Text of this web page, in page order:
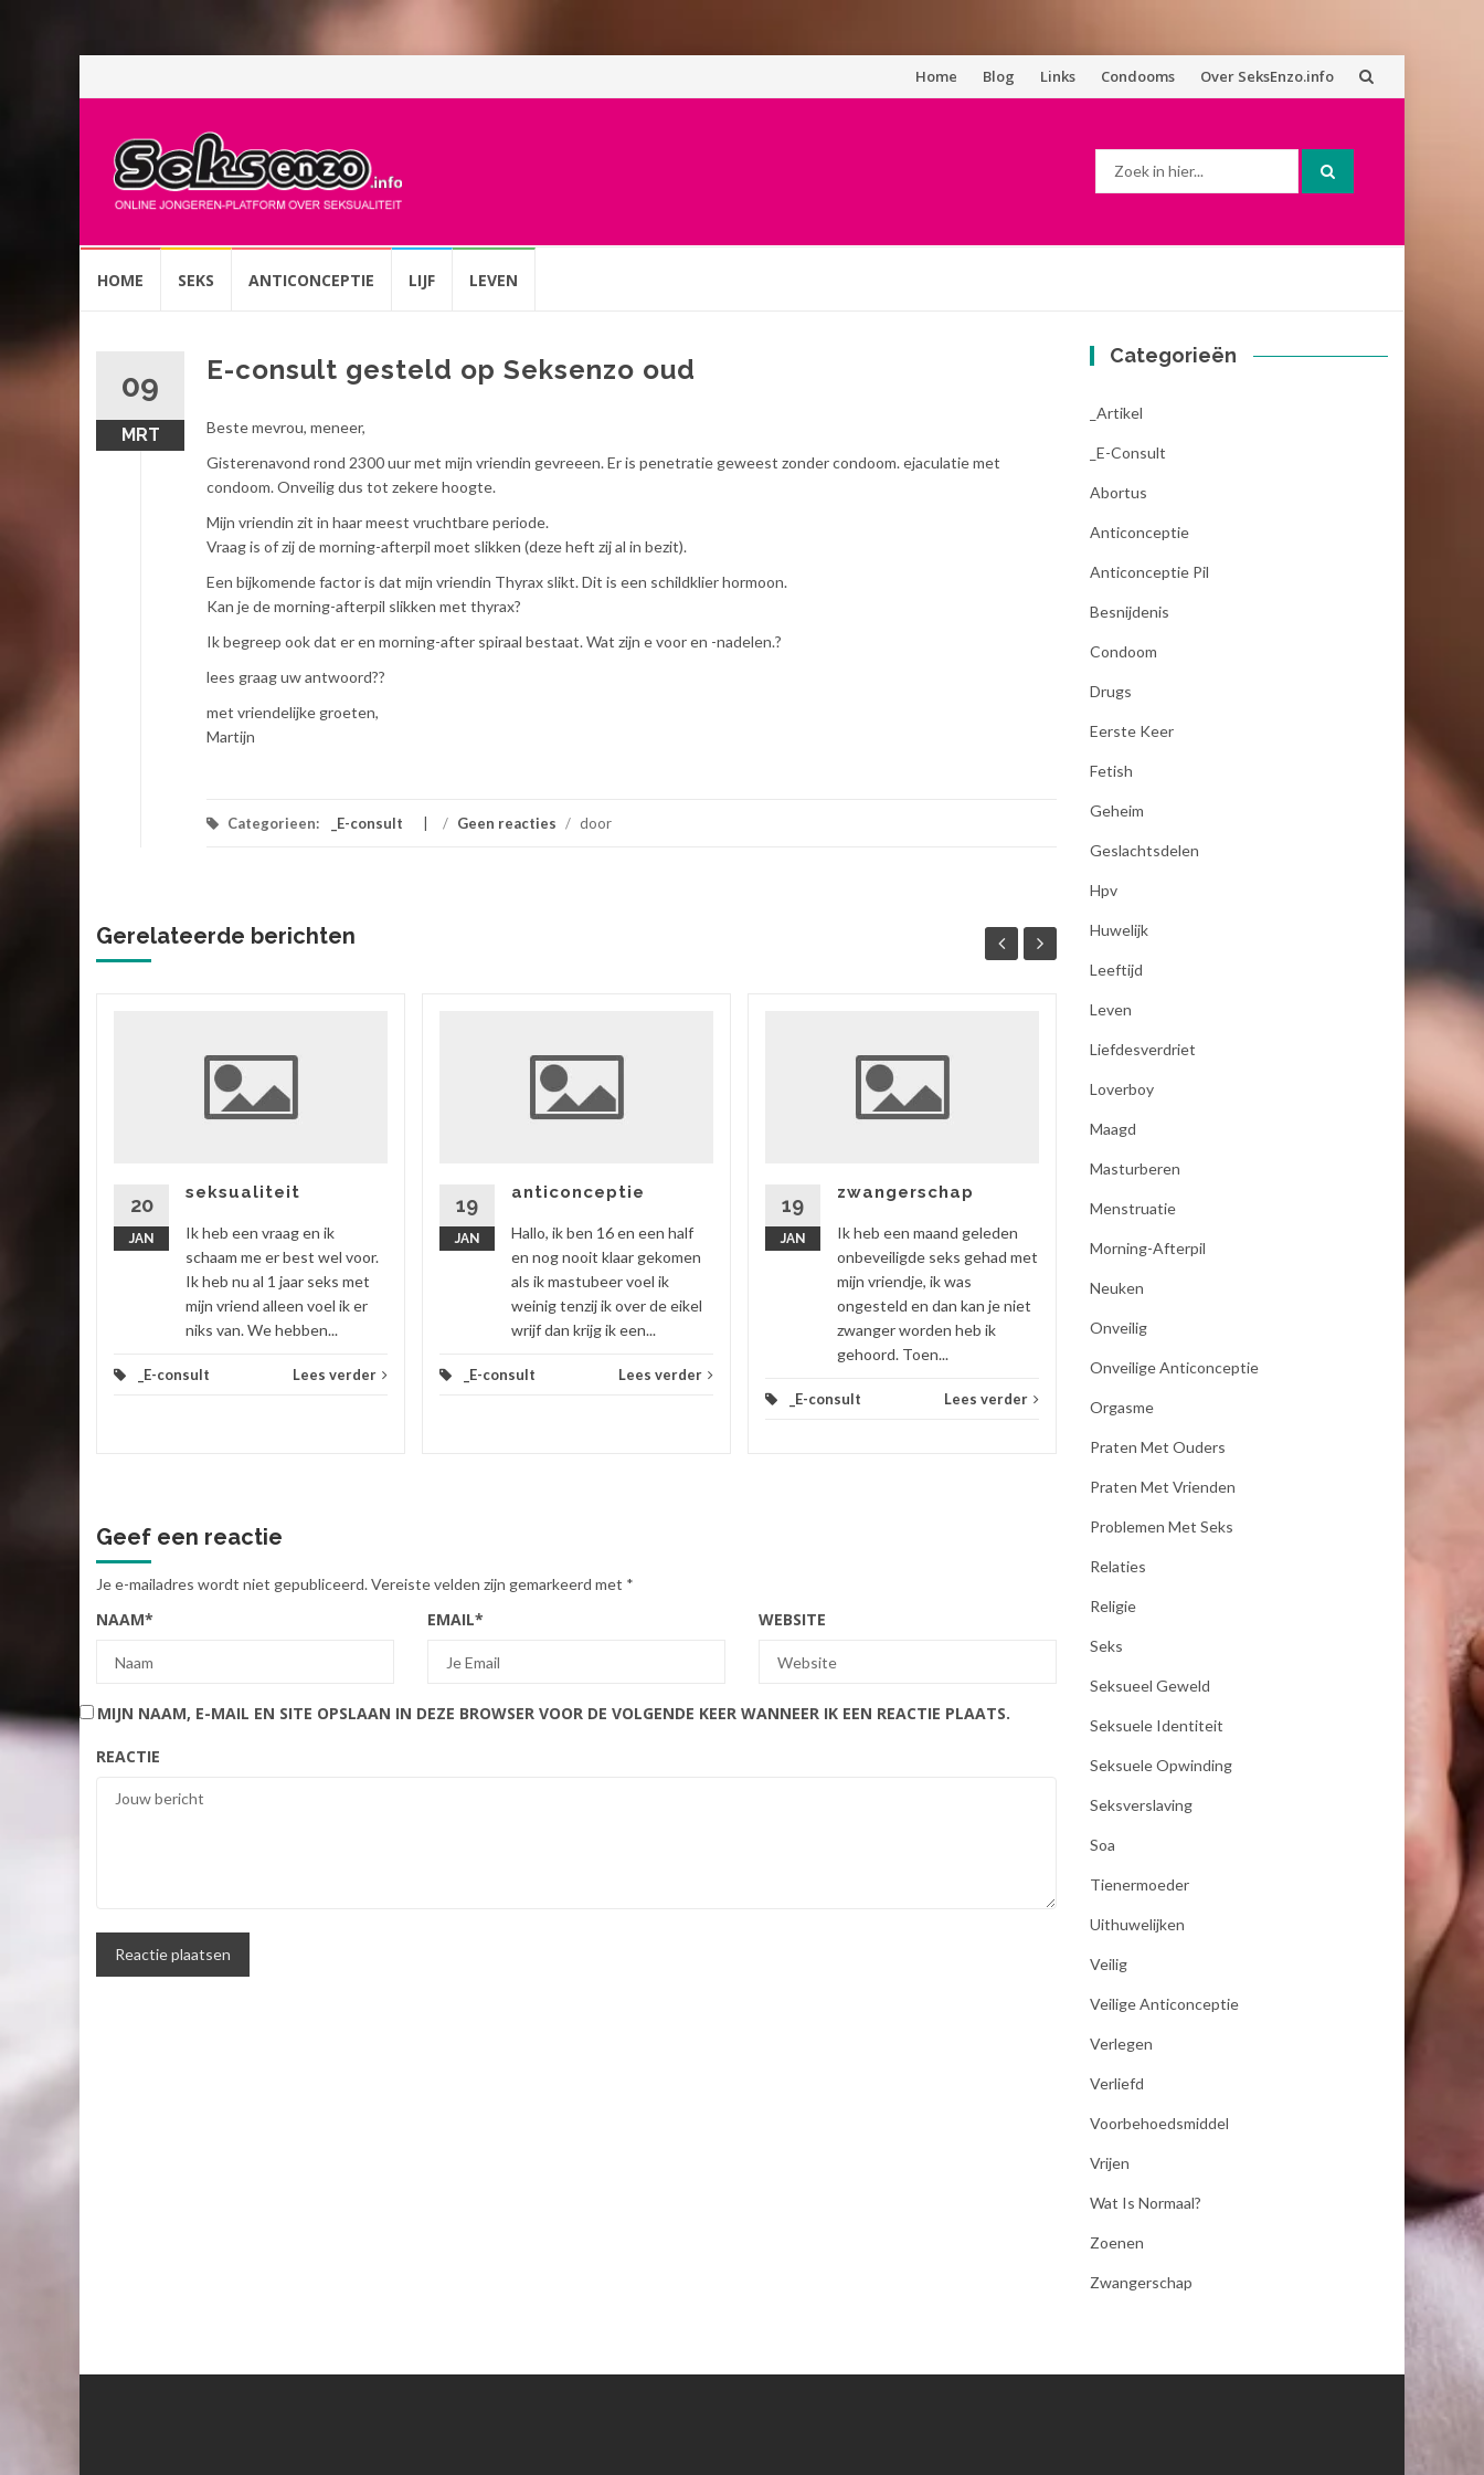
Spring
Home Blog Links Condooms Over SeksEnzo.info
naarHOME SEKS ANTICONCEPTIE LIJF LEVEN
09
MRT
E-consult gesteld op Seksenzo oud
Beste mevrou, meneer,
Gisterenavond rond 2300 uur met mijn vriendin gevreeen. Er is penetratie geweest zonder condoom. ejaculatie met
condoom. Onveilig dus tot zekere hoogte.
Mijn vriendin zit in haar meest vruchtbare periode.
Vraag is of zij de morning-afterpil moet slikken (deze heft zij al in bezit).
Een bijkomende factor is dat mijn vriendin Thyrax slikt. Dit is een schildklier hormoon.
Kan je de morning-afterpil slikken met thyrax?
Ik begreep ook dat er en morning-after spiraal bestaat. Wat zijn e voor en -nadelen.?
lees graag uw antwoord??
met vriendelijke groeten,
Martijn
Categorieen: _E-consult / Geen reacties / door
Gerelateerde berichten
20
JAN
seksualiteit
Ik heb een vraag en ik
schaam me er best wel voor.
Ik heb nu al 1 jaar seks met
mijn vriend alleen voel ik er
niks van. We hebben...
_E-consult Lees verder
19
JAN
anticonceptie
Hallo, ik ben 16 en een half
en nog nooit klaar gekomen
als ik mastubeer voel ik
weinig tenzij ik over de eikel
wrijf dan krijg ik een...
_E-consult Lees verder
19
JAN
zwangerschap
Ik heb een maand geleden
onbeveiligde seks gehad met
mijn vriendje, ik was
ongesteld en dan kan je niet
zwanger worden heb ik
gehoord. Toen...
_E-consult Lees verder
19
JAN
seksualiteit
pakt zij een koel element uit
de...
_E-consult _E-
Geef een reactie
Je e-mailadres wordt niet gepubliceerd.Vereiste velden zijn gemarkeerd met *
NAAM* EMAIL* WEBSITE
MIJN NAAM, E-MAIL EN SITE OPSLAAN IN DEZE BROWSER VOOR DE VOLGENDE KEER WANNEER IK EEN REACTIE PLAATS.
REACTIE
Categorieën
_Artikel
_E-Consult
Abortus
Anticonceptie
Anticonceptie Pil
Besnijdenis
Condoom
Drugs
Eerste Keer
Fetish
Geheim
Geslachtsdelen
Hpv
Huwelijk
Leeftijd
Leven
Liefdesverdriet
Loverboy
Maagd
Masturberen
Menstruatie
Morning-Afterpil
Neuken
Onveilig
Onveilige Anticonceptie
Orgasme
Praten Met Ouders
Praten Met Vrienden
Problemen Met Seks
Relaties
Religie
Seks
Seksueel Geweld
Seksuele Identiteit
Seksuele Opwinding
Seksverslaving
Soa
Tienermoeder
Uithuwelijken
Veilig
Veilige Anticonceptie
Verlegen
Verliefd
Voorbehoedsmiddel
Vrijen
Wat Is Normaal?
Zoenen
Zwangerschap